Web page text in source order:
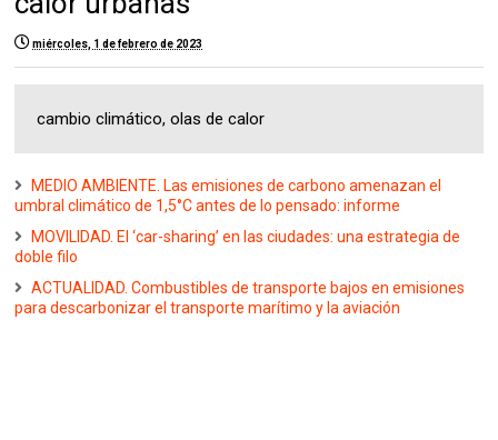
miércoles, 1 de febrero de 2023
cambio climático, olas de calor
MEDIO AMBIENTE. Las emisiones de carbono amenazan el
umbral climático de 1,5°C antes de lo pensado: informe
MOVILIDAD. El ‘car-sharing’ en las ciudades: una estrategia de
doble filo
ACTUALIDAD. Combustibles de transporte bajos en emisiones
para descarbonizar el transporte marítimo y la aviación